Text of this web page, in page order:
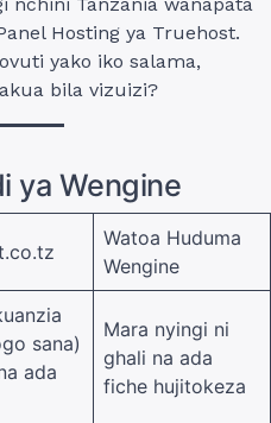
Hosting ya Truehost.
yako iko salama,
bila vizuizi?
ya Wengine
Watoa Huduma
Wengine
sana)
ada
Mara nyingi ni
ghali na ada
fiche hujitokeza